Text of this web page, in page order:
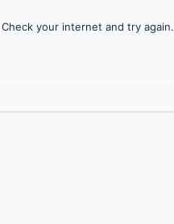
your internet and try again.